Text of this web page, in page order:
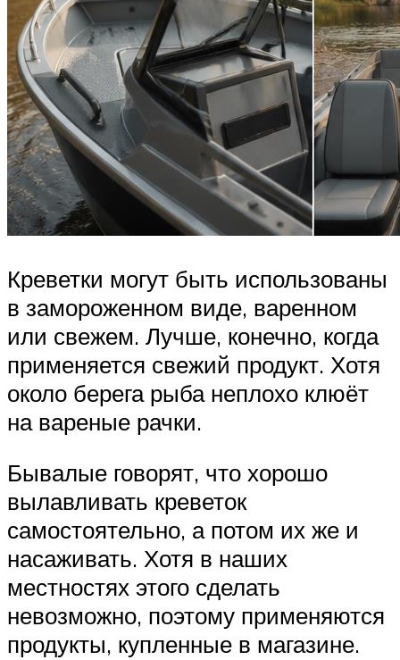
Креветки могут быть использованы
в замороженном виде, варенном
или свежем. Лучше, конечно, когда
применяется свежий продукт. Хотя
около берега рыба неплохо клюёт
на вареные рачки.
Бывалые говорят, что хорошо
вылавливать креветок
самостоятельно, а потом их же и
насаживать. Хотя в наших
местностях этого сделать
невозможно, поэтому применяются
продукты, купленные в магазине.